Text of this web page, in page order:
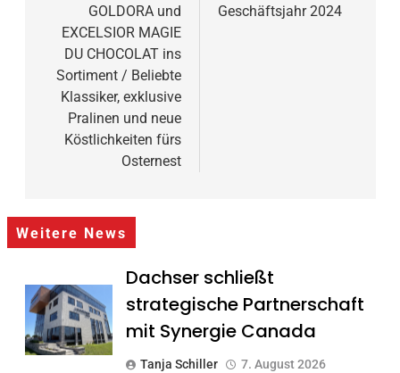
GOLDORA und
EXCELSIOR MAGIE
DU CHOCOLAT ins
Sortiment / Beliebte
Klassiker, exklusive
Pralinen und neue
Köstlichkeiten fürs
Osternest
Geschäftsjahr 2024
Weitere News
Dachser schließt
strategische Partnerschaft
mit Synergie Canada
Tanja Schiller 7. August 2026